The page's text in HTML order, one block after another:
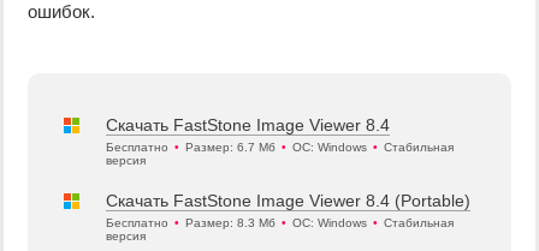
ошибок.
Скачать FastStone Image Viewer 8.4
Бесплатно • Размер: 6.7 Мб • ОС: Windows • Стабильная
версия
Скачать FastStone Image Viewer 8.4 (Portable)
Бесплатно • Размер: 8.3 Мб • ОС: Windows • Стабильная
версия